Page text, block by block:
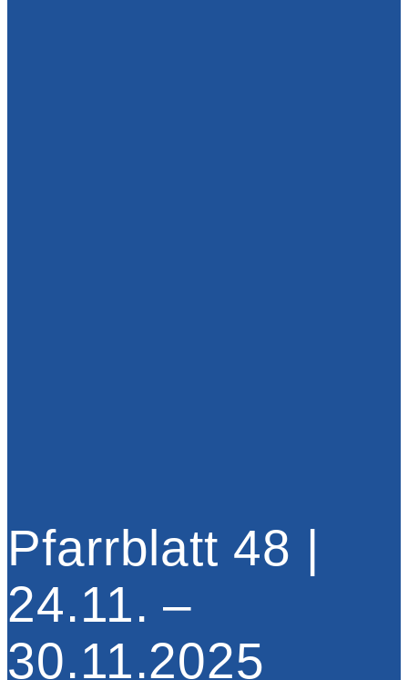
Pfarrblatt 48 |
24.11. –
30.11.2025